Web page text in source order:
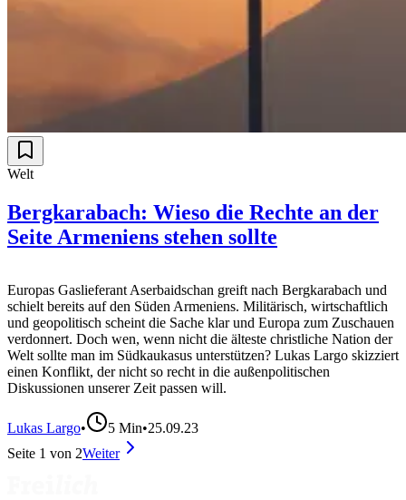
Welt
Bergkarabach: Wieso die Rechte an der
Seite Armeniens stehen sollte
Europas Gaslieferant Aserbaidschan greift nach Bergkarabach und
schielt bereits auf den Süden Armeniens. Militärisch, wirtschaftlich
und geopolitisch scheint die Sache klar und Europa zum Zuschauen
verdonnert. Doch wen, wenn nicht die älteste christliche Nation der
Welt sollte man im Südkaukasus unterstützen? Lukas Largo skizziert
einen Konflikt, der nicht so recht in die außenpolitischen
Diskussionen unserer Zeit passen will.
Lukas Largo• 5 Min•25.09.23
Seite 1 von 2Weiter